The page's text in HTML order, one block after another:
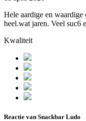
Hele aardige en
heel.wat jaren. Veel suc6
Kwaliteit
Reactie van Snackbar Ludo